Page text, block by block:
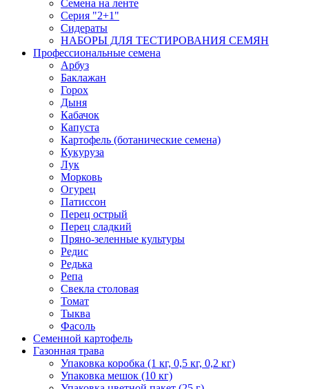
Семена на ленте
Серия "2+1"
Сидераты
НАБОРЫ ДЛЯ ТЕСТИРОВАНИЯ СЕМЯН
Профессиональные семена
Арбуз
Баклажан
Горох
Дыня
Кабачок
Капуста
Картофель (ботанические семена)
Кукуруза
Лук
Морковь
Огурец
Патиссон
Перец острый
Перец сладкий
Пряно-зеленные культуры
Редис
Редька
Репа
Свекла столовая
Томат
Тыква
Фасоль
Семенной картофель
Газонная трава
Упаковка коробка (1 кг, 0,5 кг, 0,2 кг)
Упаковка мешок (10 кг)